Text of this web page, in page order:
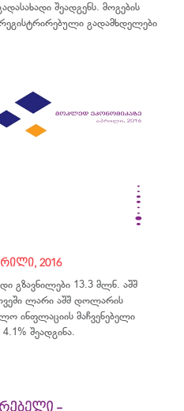
შეადგენს. მოგების
გადამხდელები
2016
გზავნილები 13.3 მლნ. აშშ
ლარი აშშ დოლარის
ინფლაციის მაჩვენებელი
შეადგინა.